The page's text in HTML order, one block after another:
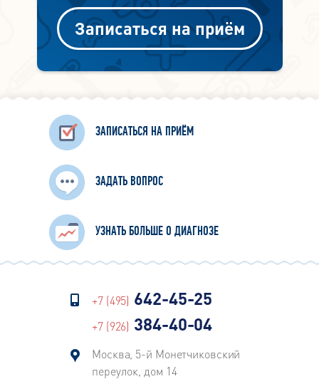
Записаться на приём
ЗАПИСАТЬСЯ НА ПРИЁМ
ЗАДАТЬ ВОПРОС
УЗНАТЬ БОЛЬШЕ О ДИАГНОЗЕ
+7 (495) 642-45-25
+7 (926) 384-40-04
Москва, 5-й Монетчиковский
переулок, дом 14